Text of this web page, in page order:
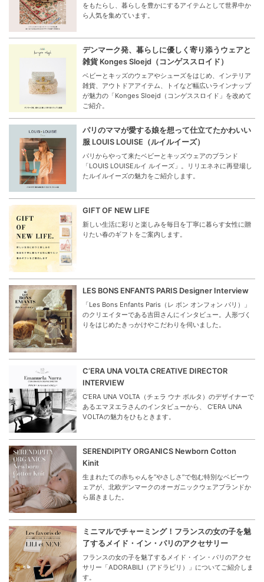
をもたらし、暮らしを豊かにするアイテムとして世界中か
ら人気を集めています。
デンマーク発、暮らしに優しく寄り添うウェアと
雑貨 Konges Sloejd（コンゲススロイド）
ベビーとキッズのウェアやシューズをはじめ、インテリア
雑貨、アウトドアアイテム、トイなど幅広いラインナップ
が魅力の「Konges Sloejd（コンゲススロイド」を改めて
ご紹介。
パリのママが愛する娘を想って仕立てたかわいい
服 LOUIS LOUISE（ルイルイーズ）
パリからやって来たベビーとキッズウェアのブランド
「LOUIS LOUISEルイ ルイーズ」。リリエネネに再登場し
たルイルイーズの魅力をご紹介します。
GIFT OF NEW LIFE
新しい生活に彩りと楽しみを毎日を丁寧に暮らす女性に贈
りたい春のギフトをご案内します。
LES BONS ENFANTS PARIS Designer Interview
「Les Bons Enfants Paris（レ ボン オンフォン パリ）」
のクリエイターである吉田さんにインタビュー。人形づく
りをはじめたきっかけやこだわりを伺いました。
C’ERA UNA VOLTA CREATIVE DIRECTOR
INTERVIEW
C’ERA UNA VOLTA（チェラ ウナ ボルタ）のデザイナーで
あるエマヌエラさんのインタビューから、 C’ERA UNA
VOLTAの魅力をひもときます。
SERENDIPITY ORGANICS Newborn Cotton
Kinit
生まれたての赤ちゃんを“やさしさ”で包む特別なベビーウ
ェアが、北欧デンマークのオーガニックウェアブランドか
ら届きました。
ミニマルでチャーミング！フランスの女の子を魅
了するメイド・イン・パリのアクセサリー
フランスの女の子を魅了するメイド・イン・パリのアクセ
サリー「ADORABILI（アドラビリ）」についてご紹介しま
す。